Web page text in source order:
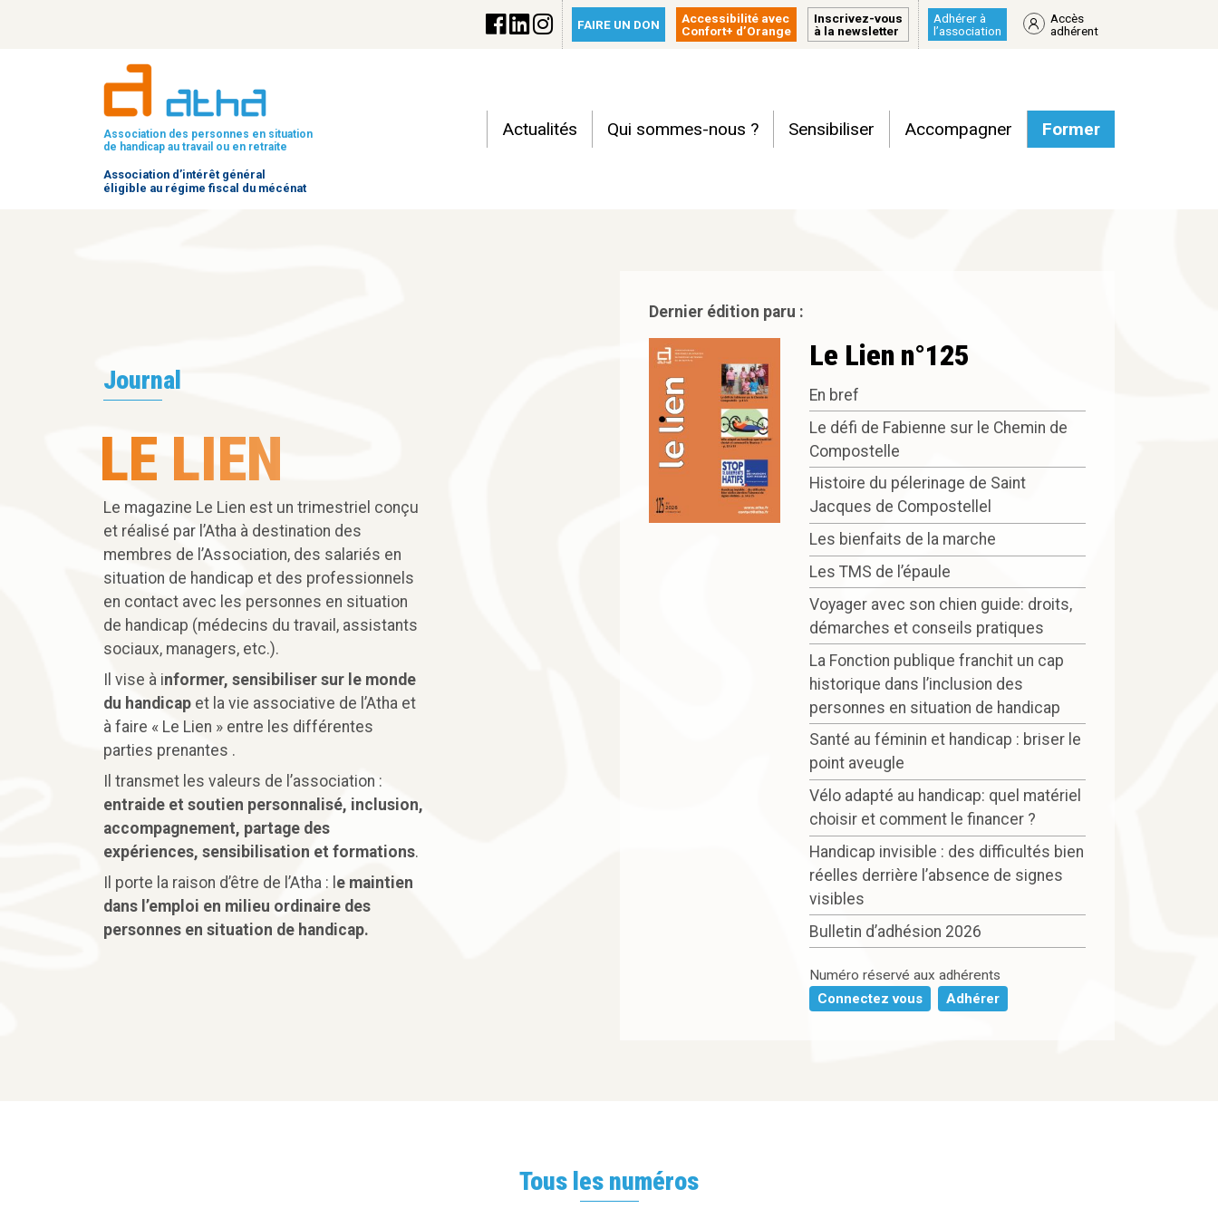
FAIRE UN DON
Accessibilité avec
Confort+ d’Orange
Inscrivez-vous
à la newsletter
Adhérer à
l’association
Accès
adhérent
Association des personnes en situation
de handicap au travail ou en retraite
Association d’intérêt général
éligible au régime fiscal du mécénat
Actualités Qui sommes-nous ? Sensibiliser Accompagner Former
Journal
LE LIEN
Le magazine Le Lien est un trimestriel conçu
et réalisé par l’Atha à destination des
membres de l’Association, des salariés en
situation de handicap et des professionnels
en contact avec les personnes en situation
de handicap (médecins du travail, assistants
sociaux, managers, etc.).
Il vise à informer, sensibiliser sur le monde
du handicap et la vie associative de l’Atha et
à faire « Le Lien » entre les différentes
parties prenantes .
Il transmet les valeurs de l’association :
entraide et soutien personnalisé, inclusion,
accompagnement, partage des
expériences, sensibilisation et formations.
Il porte la raison d’être de l’Atha : l e maintien
dans l’emploi en milieu ordinaire des
personnes en situation de handicap.
Dernier édition paru :
Le Lien n°125
En bref
Le défi de Fabienne sur le Chemin de
Compostelle
Histoire du pélerinage de Saint
Jacques de Compostellel
Les bienfaits de la marche
Les TMS de l’épaule
Voyager avec son chien guide: droits,
démarches et conseils pratiques
La Fonction publique franchit un cap
historique dans l’inclusion des
personnes en situation de handicap
Santé au féminin et handicap : briser le
point aveugle
Vélo adapté au handicap: quel matériel
choisir et comment le financer ?
Handicap invisible : des difficultés bien
réelles derrière l’absence de signes
visibles
Bulletin d’adhésion 2026
Numéro réservé aux adhérents
Connectez vous
Adhérer
Tous les numéros